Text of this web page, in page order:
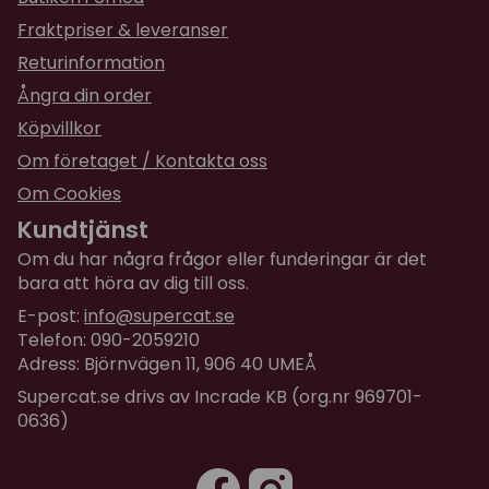
och går att kompostera. Helt naturlig.
Evangelia
för 1 år sedan
Mycket bra kattsand!
Ingeborg
Fungerar inte till mina avelshanar då det blir
konstig lukt.
Fraktpriser & leveranser
Returinformation
Ångra din order
Köpvillkor
Om företaget / Kontakta oss
Om Cookies
Kundtjänst
Om du har några frågor eller funderingar är det
bara att höra av dig till oss.
E-post: info@supercat.se
Telefon: 090-2059210
Adress: Björnvägen 11, 906 40 UMEÅ
Supercat.se drivs av Incrade KB (org.nr 969701-
0636)